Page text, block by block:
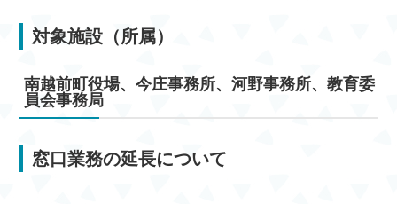
対象施設（所属）
南越前町役場、今庄事務所、河野事務所、教育委
員会事務局
窓口業務の延長について